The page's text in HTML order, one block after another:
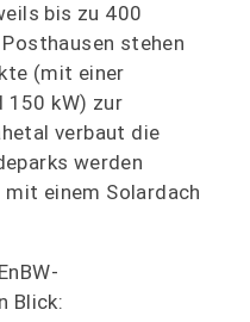
bis zu 400
stehen
(mit einer
150 kW) zur
verbaut die
werden
einem Solardach
Blick: